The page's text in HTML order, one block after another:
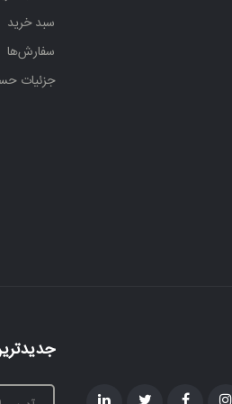
سبد خرید
سفارش‌ها
جزئیات